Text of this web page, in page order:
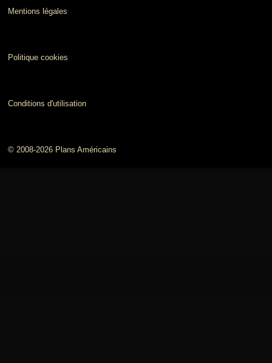
Mentions légales
Politique cookies
Conditions d'utilisation
© 2008-2026 Plans Américains